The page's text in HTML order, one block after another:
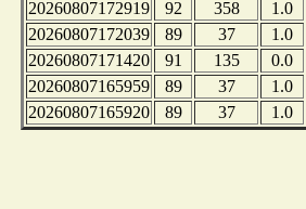
20260807172919
92 358
1.0
20260807172039
89 37
1.0
20260807171420
91 135
0.0
20260807165959
89 37
1.0
20260807165920
89 37 1.0